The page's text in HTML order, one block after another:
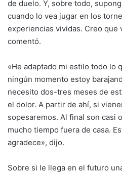
de duelo. Y, sobre todo,
cuando lo vea jugar en los
experiencias vividas. Creo que
comentó.
«He adaptado mi estilo todo lo
ningún momento estoy
necesito dos-tres meses de
el dolor. A partir de ahí, si
sopesaremos. Al final son casi
mucho tiempo fuera de casa.
agradece», dijo.
Sobre si le llega en el futuro